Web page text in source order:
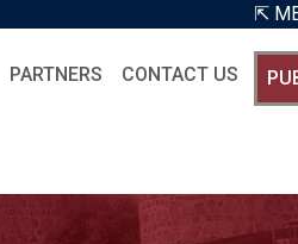
⇱
PARTNERS CONTACT US